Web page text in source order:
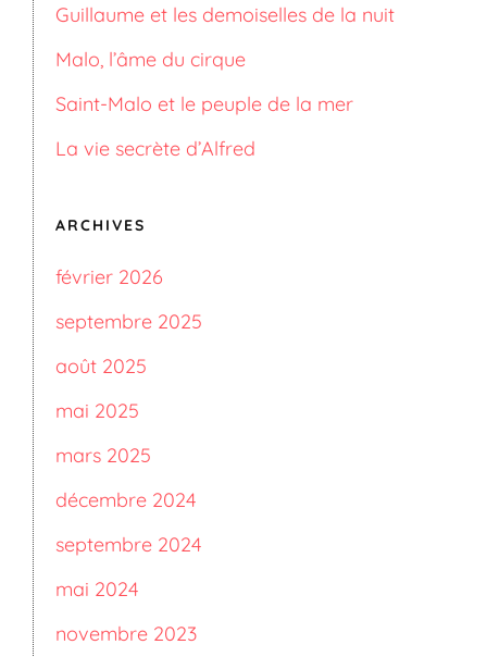
Guillaume et les demoiselles de la nuit
Malo, l’âme du cirque
Saint-Malo et le peuple de la mer
La vie secrète d’Alfred
ARCHIVES
février 2026
septembre 2025
août 2025
mai 2025
mars 2025
décembre 2024
septembre 2024
mai 2024
novembre 2023